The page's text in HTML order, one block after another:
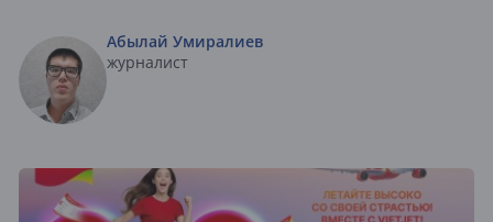
Абылай Умиралиев
журналист